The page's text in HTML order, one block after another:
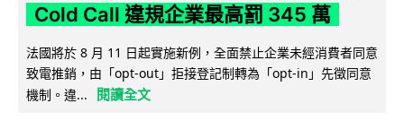
Cold Call 違規企業最高罰 345 萬
法國將於 8 月 11 日起實施新例，全面禁止企業未經消費者同意
致電推銷，由「opt-out」拒接登記制轉為「opt-in」先徵同意
機制。違...
閱讀全文